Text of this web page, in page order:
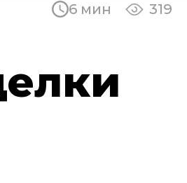
6 мин 319